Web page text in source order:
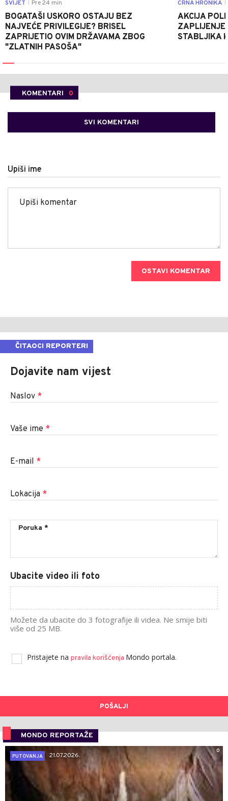
SVIJET Pre 24 min
BOGATAŠI USKORO OSTAJU BEZ
NAJVEĆE PRIVILEGIJE? BRISEL
ZAPRIJETIO OVIM DRŽAVAMA ZBOG
"ZLATNIH PASOŠA"
CRNA HRONIKA
AKCIJA
STABLJIKA
KOMENTARI 0
SVI KOMENTARI
Upiši ime
OSTAVI KOMENTAR
ČITAOCI REPORTERI
Dojavite nam vijest
Naslov *
Vaše ime *
E-mail *
Lokacija *
Ubacite video ili foto
Možete da ubacite do 3 fotografije ili videa. Ne smije biti
više od 25 MB.
Pristajete na pravila korišćenja Mondo portala.
POŠALJI
MONDO REPORTAŽE
0
PUTOVANJA
21.07.2026.